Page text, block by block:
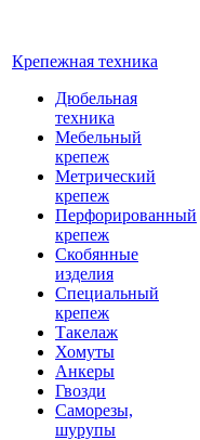
Крепежная техника
Дюбельная
техника
Мебельный
крепеж
Метрический
крепеж
Перфорированный
крепеж
Скобянные
изделия
Специальный
крепеж
Такелаж
Хомуты
Анкеры
Гвозди
Саморезы,
шурупы